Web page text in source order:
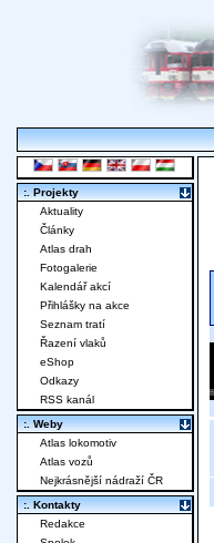
:. Projekty
Aktuality
Články
Atlas drah
Fotogalerie
Kalendář akcí
Přihlášky na akce
Seznam tratí
Řazení vlaků
eShop
Odkazy
RSS kanál
:. Weby
Atlas lokomotiv
Atlas vozů
Nejkrásnější nádraží ČR
:. Kontakty
Redakce